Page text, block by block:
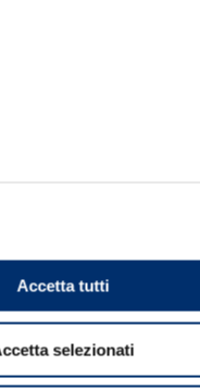
Accetta tutti
selezionati